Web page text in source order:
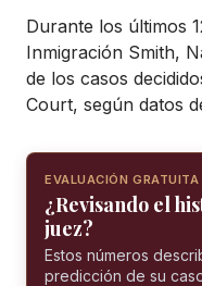
Durante los últimos
Inmigración Smith,
de los casos
Court, según datos
EVALUACIÓN GRATUITA
¿Revisando el
juez?
Estos números
predicción de su